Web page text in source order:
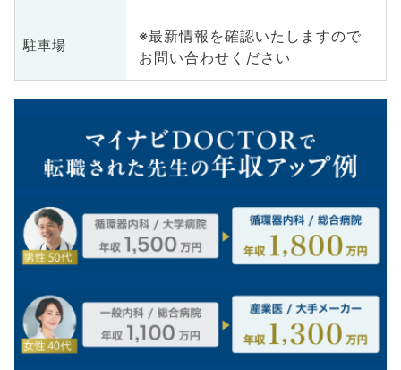
駐車場
※最新情報を確認いたしますので
お問い合わせください